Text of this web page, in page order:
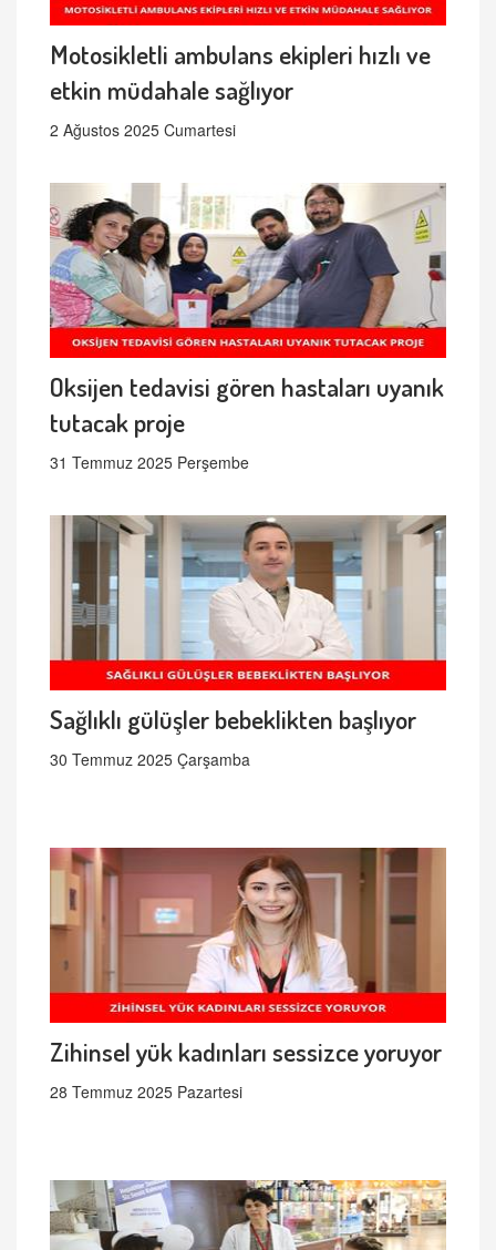
Motosikletli ambulans ekipleri hızlı ve
etkin müdahale sağlıyor
2 Ağustos 2025 Cumartesi
Oksijen tedavisi gören hastaları uyanık
tutacak proje
31 Temmuz 2025 Perşembe
Sağlıklı gülüşler bebeklikten başlıyor
30 Temmuz 2025 Çarşamba
Zihinsel yük kadınları sessizce yoruyor
28 Temmuz 2025 Pazartesi